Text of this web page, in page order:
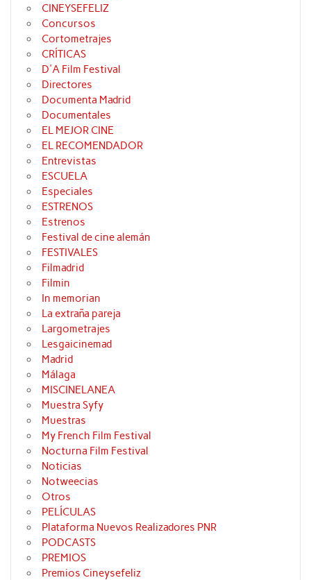
CINEYSEFELIZ
Concursos
Cortometrajes
CRÍTICAS
D'A Film Festival
Directores
Documenta Madrid
Documentales
EL MEJOR CINE
EL RECOMENDADOR
Entrevistas
ESCUELA
Especiales
ESTRENOS
Estrenos
Festival de cine alemán
FESTIVALES
Filmadrid
Filmin
In memorian
La extraña pareja
Largometrajes
Lesgaicinemad
Madrid
Málaga
MISCINELANEA
Muestra Syfy
Muestras
My French Film Festival
Nocturna Film Festival
Noticias
Notweecias
Otros
PELÍCULAS
Plataforma Nuevos Realizadores PNR
PODCASTS
PREMIOS
Premios Cineysefeliz